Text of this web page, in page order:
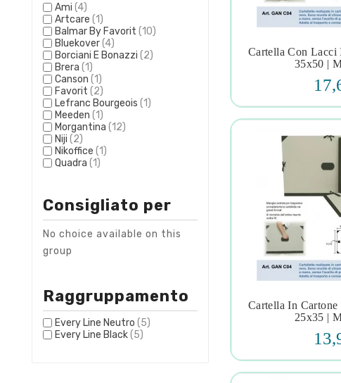
Ami (4)
Artcare (1)
Balmar By Favorit (10)
Bluekover(4)
Borciani E Bonazzi (2)
Brera (1)
Canson (1)
Favorit (2)
Lefranc Bourgeois (1)
Meeden (1)
Morgantina (12)
Niji (2)
Nikoffice (1)
Quadra (1)
Consigliato per
No choice available on this
group
Raggruppamento
Every Line Neutro (5)
Every Line Black(5)
 
Cartella Con Lacci
35x50 |
 
Cartella In
25x35 |